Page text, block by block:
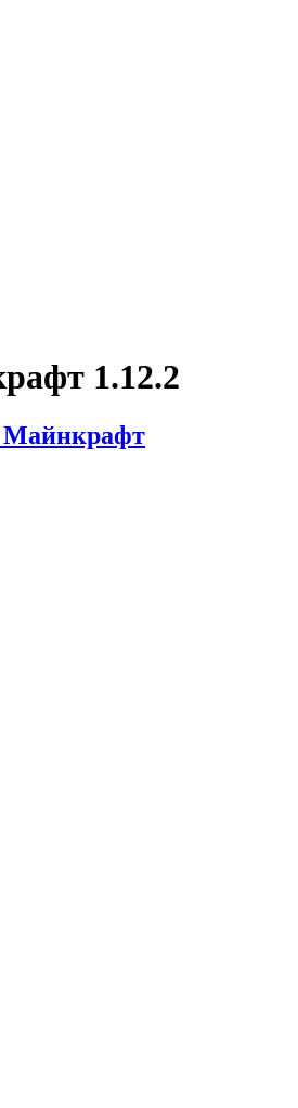
1.12.2
Майнкрафт